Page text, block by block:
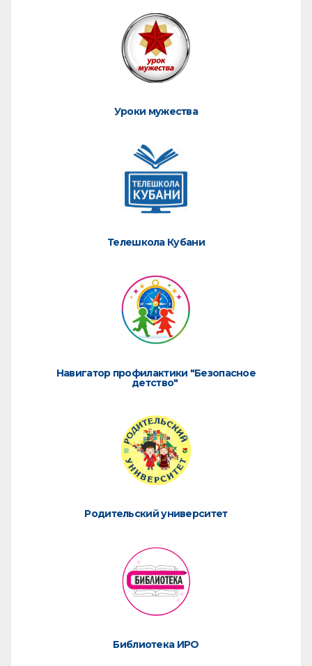
Уроки мужества
Телешкола Кубани
Навигатор профилактики "Безопасное
детство"
Родительский университет
Библиотека ИРО